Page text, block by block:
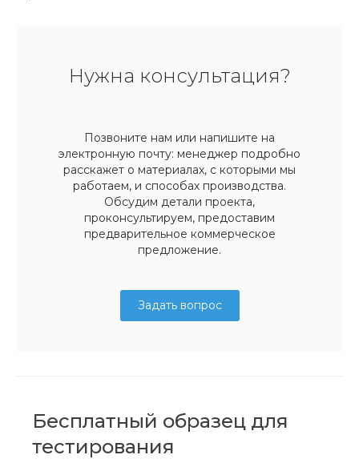
Нужна консультация?
Позвоните нам или напишите на
электронную почту: менеджер подробно
расскажет о материалах, с которыми мы
работаем, и способах производства.
Обсудим детали проекта,
проконсультируем, предоставим
предварительное коммерческое
предложение.
Задать вопрос
Бесплатный образец для
тестирования